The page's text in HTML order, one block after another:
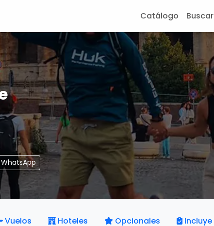
Catálogo Buscar
Vuelos Hoteles Opcionales Incluye